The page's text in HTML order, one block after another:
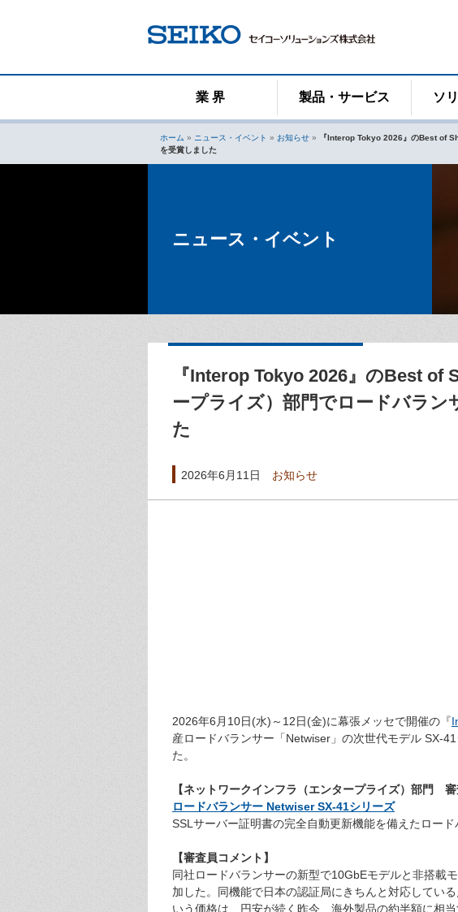
ツ
キ
プ
業 界 製品・サービス ソ
ホーム » ニュース・イベント » お知らせ »
『Interop Tokyo 2026』のBest of
を受賞しました
ニュース・イベント
『Interop Tokyo 2026』のBest
ープライズ）部門でロードバラン
た
2026年6月11日 お知らせ
2026年6月10日(水)～12日(金)に幕張メッセで開催の『
産ロードバランサー「Netwiser」の次世代モデル SX-
た。
【ネットワークインフラ（エンタープライズ）部門 審
ロードバランサー Netwiser SX-41シリーズ
SSLサーバー証明書の完全自動更新機能を備えたロー
【審査員コメント】
同社ロードバランサーの新型で10GbEモデルと非搭載
加した。同機能で日本の認証局にきちんと対応してい
いう価格は、円安が続く昨今、海外製品の約半額に相